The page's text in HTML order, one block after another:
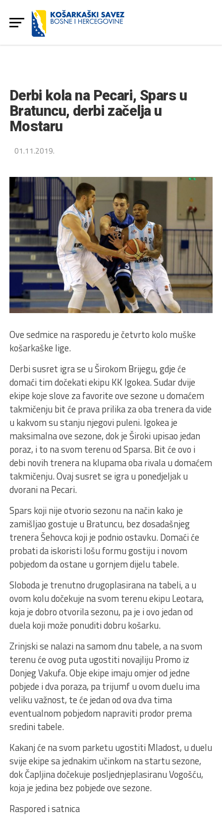
Derbi kola na Pecari, Spars u
Bratuncu, derbi začelja u
Mostaru
01.11.2019.
Ove sedmice na rasporedu je četvrto kolo muške
košarkaške lige.
Derbi susret igra se u Širokom Brijegu, gdje će
domaći tim dočekati ekipu KK Igokea. Sudar dvije
ekipe koje slove za favorite ove sezone u domaćem
takmičenju bit će prava prilika za oba trenera da vide
u kakvom su stanju njegovi puleni. Igokea je
maksimalna ove sezone, dok je Široki upisao jedan
poraz, i to na svom terenu od Sparsa. Bit će ovo i
debi novih trenera na klupama oba rivala u domaćem
takmičenju. Ovaj susret se igra u ponedjeljak u
dvorani na Pecari.
Spars koji nije otvorio sezonu na način kako je
zamišljao gostuje u Bratuncu, bez dosadašnjeg
trenera Šehovca koji je podnio ostavku. Domaći će
probati da iskoristi lošu formu gostiju i novom
pobjedom da ostane u gornjem dijelu tabele.
Sloboda je trenutno drugoplasirana na tabeli, a u
ovom kolu dočekuje na svom terenu ekipu Leotara,
koja je dobro otvorila sezonu, pa je i ovo jedan od
duela koji može ponuditi dobru košarku.
Zrinjski se nalazi na samom dnu tabele, a na svom
terenu će ovog puta ugostiti novajliju Promo iz
Donjeg Vakufa. Obje ekipe imaju omjer od jedne
pobjede i dva poraza, pa trijumf u ovom duelu ima
veliku važnost, te će jedan od ova dva tima
eventualnom pobjedom napraviti prodor prema
sredini tabele.
Kakanj će na svom parketu ugostiti Mladost, u duelu
svije ekipe sa jednakim učinkom na startu sezone,
dok Čapljina dočekuje posljednjeplasiranu Vogošću,
koja je jedina bez pobjede ove sezone.
Raspored i satnica